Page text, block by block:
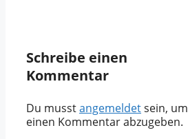
Schreibe einen
Kommentar
Du musstangemeldetsein, um
einen Kommentar abzugeben.